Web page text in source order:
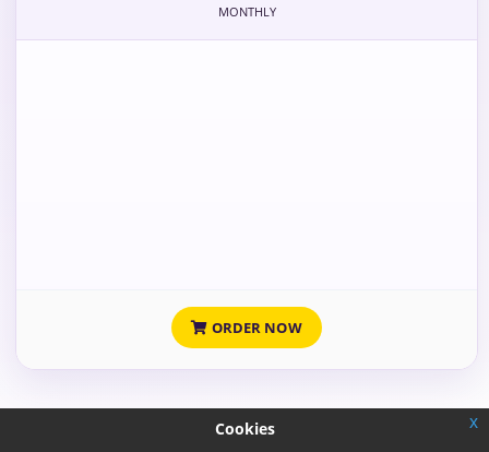
MONTHLY
ORDER NOW
Cookies x